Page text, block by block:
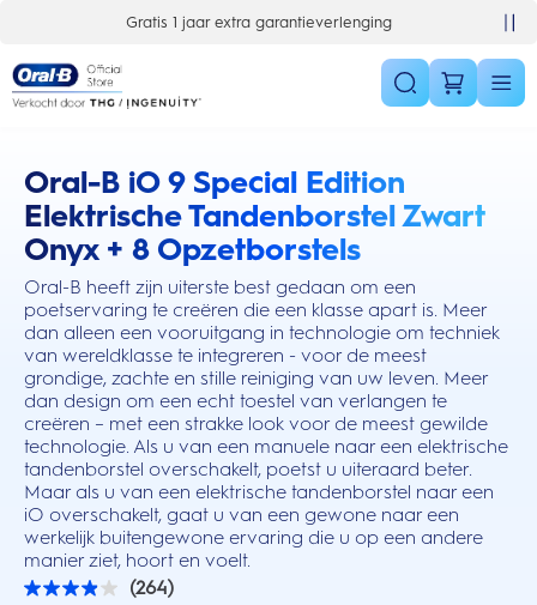
Gratis 1 jaar extra garantieverlenging
Oral-B iO 9 Special Edition
Elektrische Tandenborstel Zwart
Onyx + 8 Opzetborstels
Oral-B heeft zijn uiterste best gedaan om een
poetservaring te creëren die een klasse apart is. Meer
dan alleen een vooruitgang in technologie om techniek
van wereldklasse te integreren - voor de meest
grondige, zachte en stille reiniging van uw leven. Meer
dan design om een echt toestel van verlangen te
creëren – met een strakke look voor de meest gewilde
technologie. Als u van een manuele naar een elektrische
tandenborstel overschakelt, poetst u uiteraard beter.
Maar als u van een elektrische tandenborstel naar een
iO overschakelt, gaat u van een gewone naar een
werkelijk buitengewone ervaring die u op een andere
manier ziet, hoort en voelt.
this action will scroll you to the reviews section
(264)
3.9